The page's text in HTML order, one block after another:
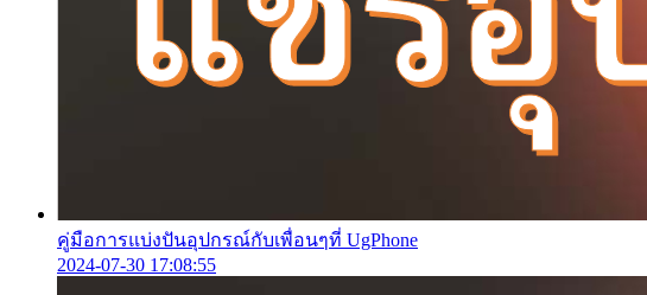
คู่มือการแบ่งปันอุปกรณ์กับเพื่อนๆที่ UgPhone
2024-07-30 17:08:55